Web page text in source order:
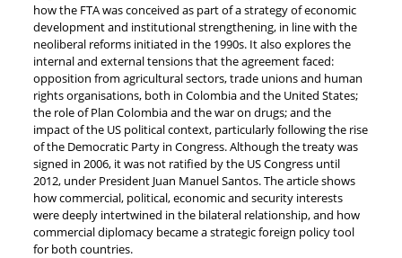
how the FTA was conceived as part of a strategy of economic
development and institutional strengthening, in line with the
neoliberal reforms initiated in the 1990s. It also explores the
internal and external tensions that the agreement faced:
opposition from agricultural sectors, trade unions and human
rights organisations, both in Colombia and the United States;
the role of Plan Colombia and the war on drugs; and the
impact of the US political context, particularly following the rise
of the Democratic Party in Congress. Although the treaty was
signed in 2006, it was not ratified by the US Congress until
2012, under President Juan Manuel Santos. The article shows
how commercial, political, economic and security interests
were deeply intertwined in the bilateral relationship, and how
commercial diplomacy became a strategic foreign policy tool
for both countries.